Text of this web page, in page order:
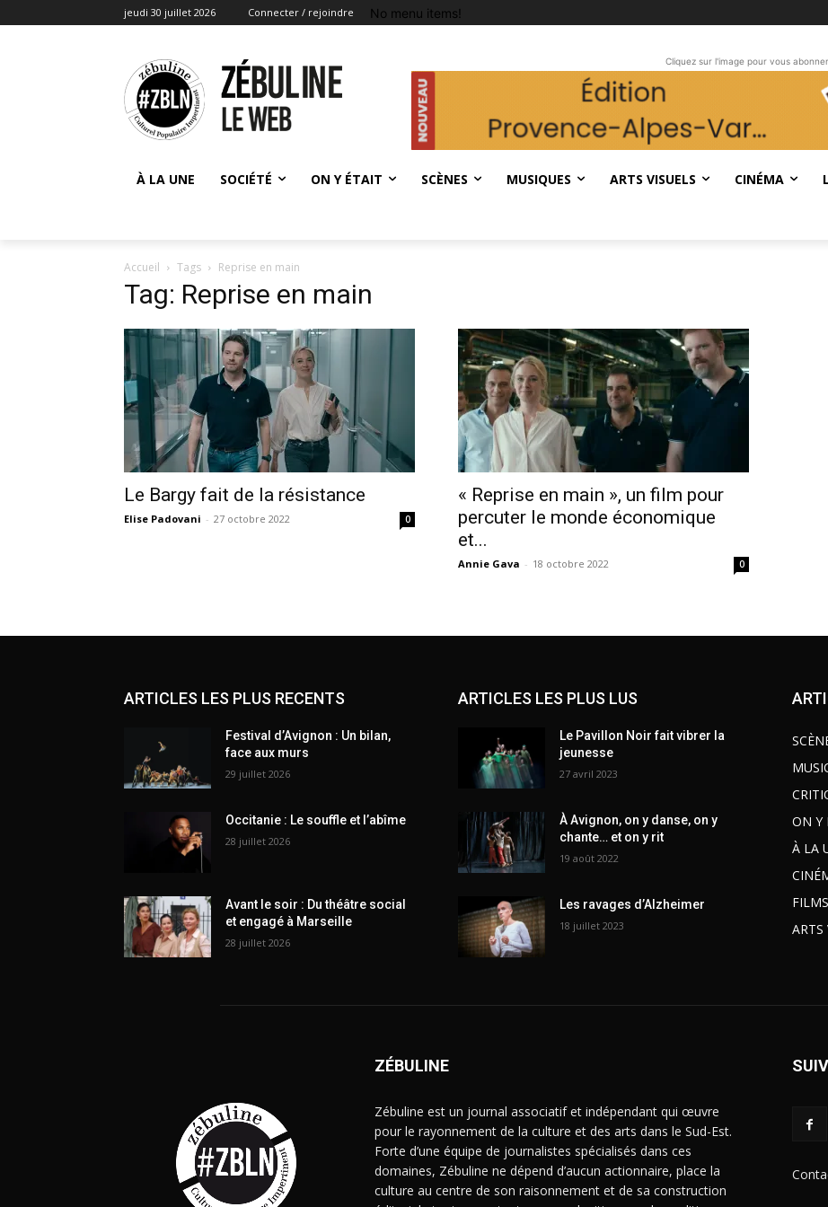
jeudi 30 juillet 2026 Connecter / rejoindre No menu items!
Cliquez sur l'image pour vous abonner
À LA UNE SOCIÉTÉ ON Y ÉTAIT SCÈNES MUSIQUES ARTS VISUELS CINÉMA
Accueil Tags Reprise en main
Tag: Reprise en main
Le Bargy fait de la résistance
Elise Padovani - 27 octobre 2022 0
« Reprise en main », un film pour
percuter le monde économique
et...
Annie Gava - 18 octobre 2022 0
ARTICLES LES PLUS RECENTS
Festival d’Avignon : Un bilan,
face aux murs
29 juillet 2026
Occitanie : Le souffle et l’abîme
28 juillet 2026
Avant le soir : Du théâtre social
et engagé à Marseille
28 juillet 2026
ARTICLES LES PLUS LUS
Le Pavillon Noir fait vibrer la
jeunesse
27 avril 2023
À Avignon, on y danse, on y
chante… et on y rit
19 août 2022
Les ravages d’Alzheimer
18 juillet 2023
ON Y
À LA
FILMS
ARTS
ZÉBULINE
Zébuline est un journal associatif et indépendant qui œuvre
pour le rayonnement de la culture et des arts dans le Sud-Est.
Forte d’une équipe de journalistes spécialisés dans ces
domaines, Zébuline ne dépend d’aucun actionnaire, place la
culture au centre de son raisonnement et de sa construction